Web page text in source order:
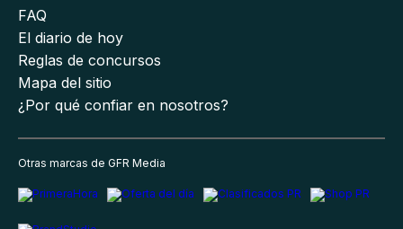
FAQ
El diario de hoy
Reglas de concursos
Mapa del sitio
¿Por qué confiar en nosotros?
Otras marcas de GFR Media